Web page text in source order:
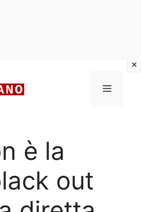
Menu
è la
out